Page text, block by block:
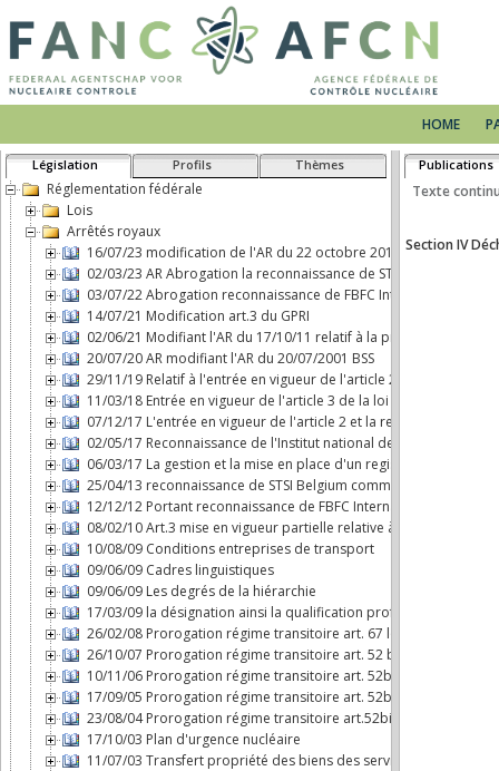
HOME
Législation Profils Thèmes
Réglementation fédérale
Lois
Arrêtés royaux
16/07/23 modification de l'AR du 22 octobre 2017 concernant
02/03/23 AR Abrogation la reconnaissance de STSI Belgium
03/07/22 Abrogation reconnaissance de FBFC International
14/07/21 Modification art.3 du GPRI
02/06/21 Modifiant l'AR du 17/10/11 relatif à la protection
20/07/20 AR modifiant l'AR du 20/07/2001 BSS
29/11/19 Relatif à l'entrée en vigueur de l'article 2, b), de la loi
11/03/18 Entrée en vigueur de l'article 3 de la loi du 7 mai
07/12/17 L'entrée en vigueur de l'article 2 et la responsabilité
02/05/17 Reconnaissance de l'Institut national des
06/03/17 La gestion et la mise en place d'un registre
25/04/13 reconnaissance de STSI Belgium comme transporteur
12/12/12 Portant reconnaissance de FBFC International comme
08/02/10 Art.3 mise en vigueur partielle relative à l'AFCN
10/08/09 Conditions entreprises de transport
09/06/09 Cadres linguistiques
09/06/09 Les degrés de la hiérarchie
17/03/09 la désignation ainsi la qualification professionnelle de
26/02/08 Prorogation régime transitoire art. 67 loi AFCN
26/10/07 Prorogation régime transitoire art. 52 bis loi AFCN
10/11/06 Prorogation régime transitoire art. 52bis loi AFCN
17/09/05 Prorogation régime transitoire art. 52bis loi AFCN
23/08/04 Prorogation régime transitoire art.52bis loi AFCN
17/10/03 Plan d'urgence nucléaire
11/07/03 Transfert propriété des biens des services nucléaires à
Publications